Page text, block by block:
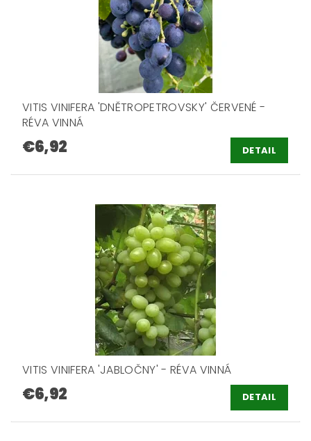
VITIS VINIFERA 'DNĚTROPETROVSKY' ČERVENÉ -
RÉVA VINNÁ
€6,92 DETAIL
VITIS VINIFERA 'JABLOČNY' - RÉVA VINNÁ
€6,92 DETAIL